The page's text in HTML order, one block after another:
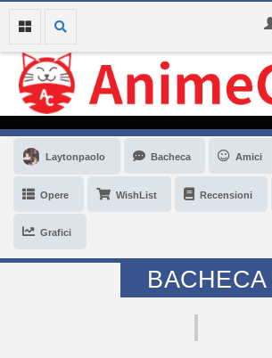
Laytonpaolo Bacheca Amici
Opere WishList Recensioni
Grafici